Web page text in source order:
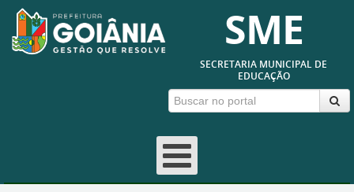
SME
SECRETARIA MUNICIPAL DE
EDUCAÇÃO